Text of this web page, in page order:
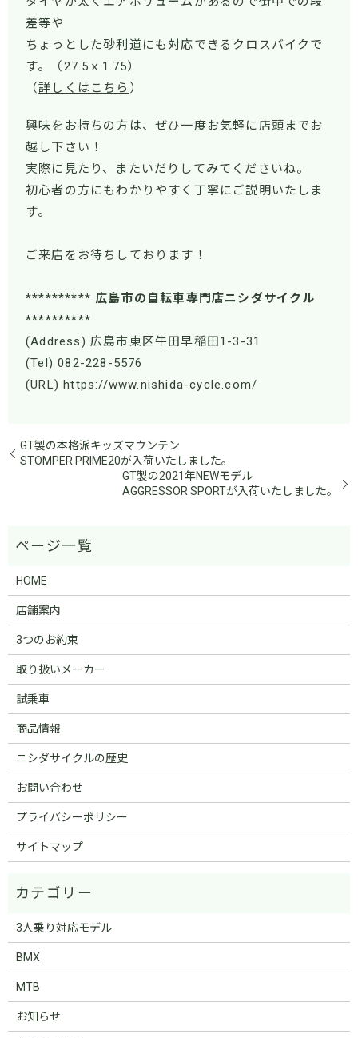
差等や
ちょっとした砂利道にも対応できるクロスバイクで
す。
（27.5ｘ1.75）
（詳しくはこちら ）
興味をお持ちの方は、ぜひ一度お気軽に店頭までお
越し下さい！
実際に見たり、またいだりしてみてくださいね。
初心者の方にもわかりやすく丁寧にご説明いたしま
す。
ご来店をお待ちしております！
********** 広島市の自転車専門店ニシダサイクル
**********
(Address) 広島市東区牛田早稲田1-3-31
(Tel) 082-228-5576
(URL) https://www.nishida-cycle.com/
GT製の本格派キッズマウンテン
STOMPER PRIME20が入荷いたしました。
GT製の2021年NEWモデル
AGGRESSOR SPORTが入荷いたしました。
HOME
店舗案内
3つのお約束
取り扱いメーカー
試乗車
商品情報
ニシダサイクルの歴史
お問い合わせ
プライバシーポリシー
サイトマップ
3人乗り対応モデル
BMX
MTB
お知らせ